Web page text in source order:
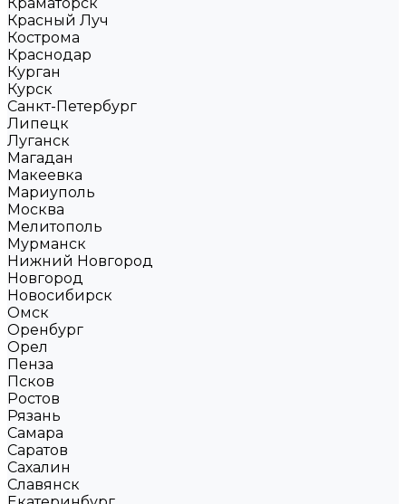
Красный Луч
Кострома
Краснодар
Курган
Курск
Санкт-Петербург
Липецк
Луганск
Магадан
Макеевка
Мариуполь
Москва
Мелитополь
Мурманск
Нижний Новгород
Новгород
Новосибирск
Омск
Оренбург
Орел
Пенза
Псков
Ростов
Рязань
Самара
Саратов
Сахалин
Славянск